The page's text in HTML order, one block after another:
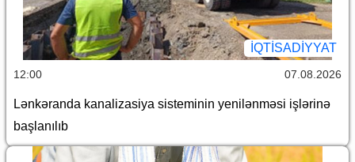
İQTİSADİYYAT
12:00 07.08.2026
Lənkəranda kanalizasiya sisteminin yenilənməsi işlərinə
başlanılıb